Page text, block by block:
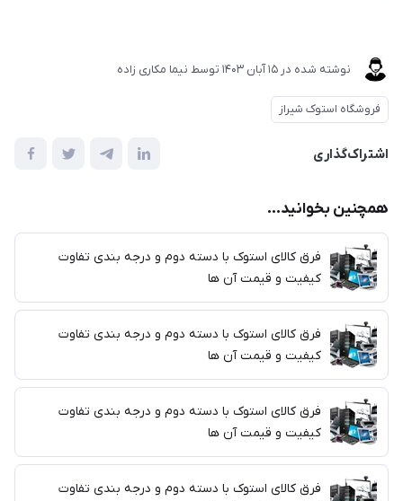
نوشته شده در 15 آبان 1403 توسط نیما مکاری زاده
فروشگاه استوک شیراز
اشتراک‌گذاری
همچنین بخوانید...
فرق کالای استوک با دسته دوم و درجه بندی تفاوت
کیفیت و قیمت آن ها
فرق کالای استوک با دسته دوم و درجه بندی تفاوت
کیفیت و قیمت آن ها
فرق کالای استوک با دسته دوم و درجه بندی تفاوت
کیفیت و قیمت آن ها
فرق کالای استوک با دسته دوم و درجه بندی تفاوت